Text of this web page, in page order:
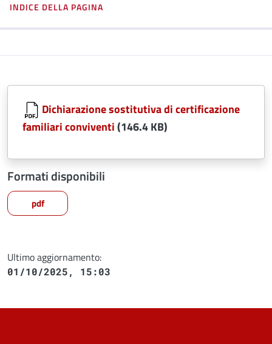
INDICE DELLA PAGINA
Dichiarazione sostitutiva di certificazione
familiari conviventi(146.4 KB)
Formati disponibili
pdf
Ultimo aggiornamento:
01/10/2025, 15:03